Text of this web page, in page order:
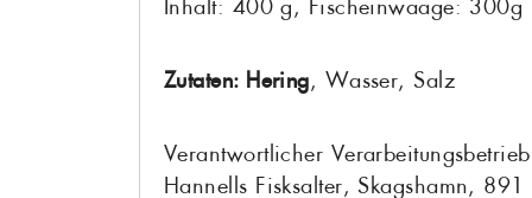
Inhalt: 400 g, Fischeinwaage: 300g
Zutaten: Hering, Wasser, Salz
Verantwortlicher
Hannells Fisksalter, Skagshamn, 891